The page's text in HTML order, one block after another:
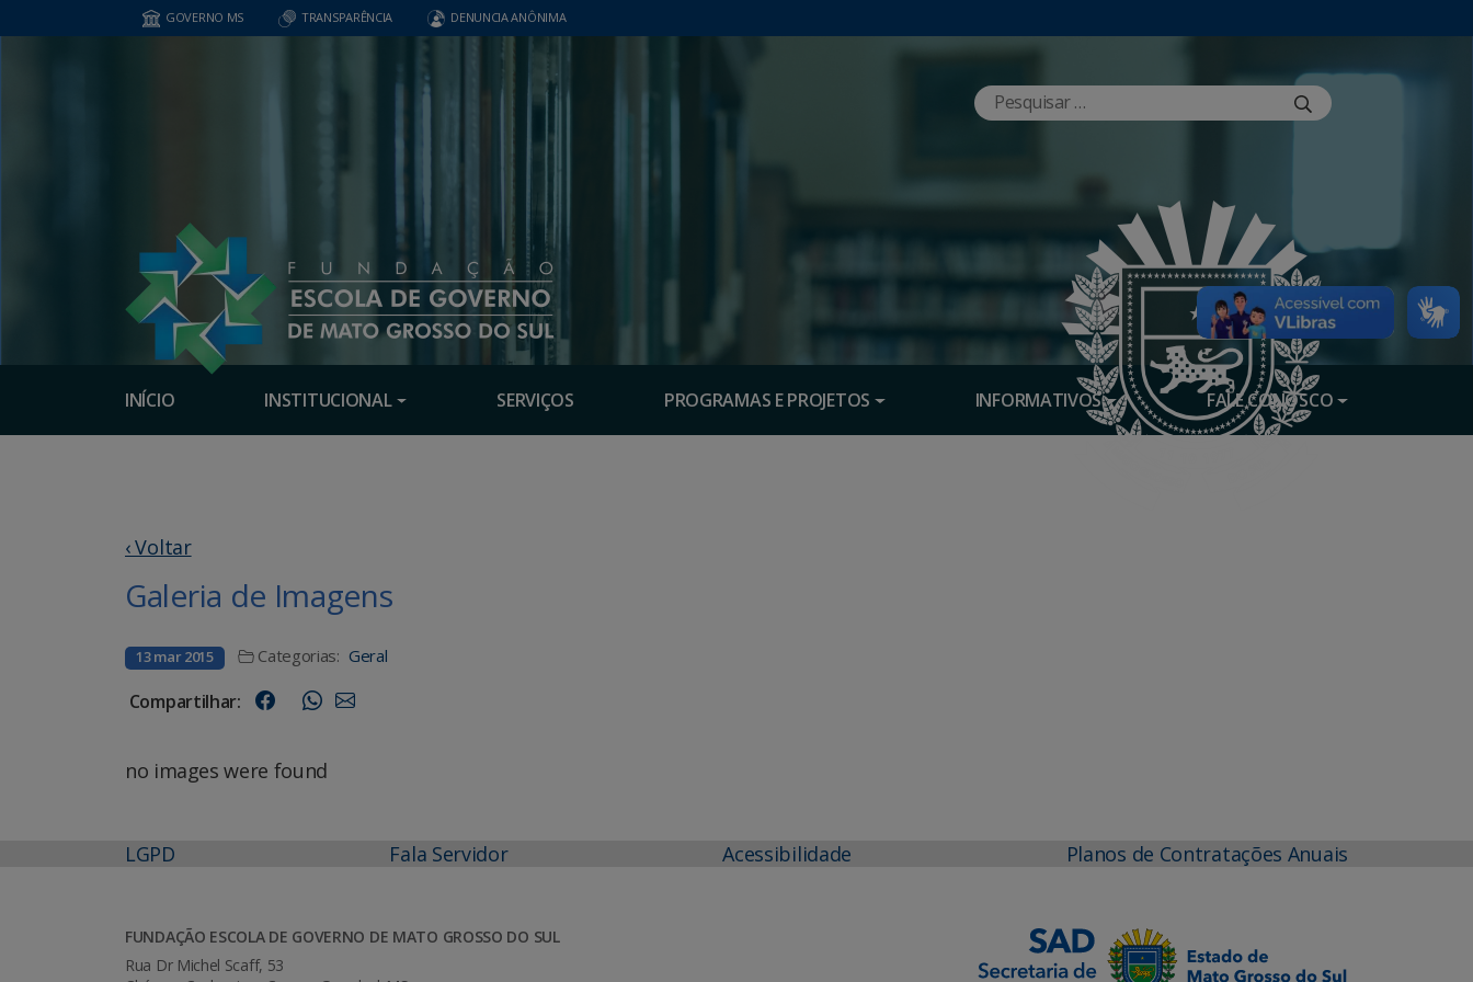
GOVERNO MS TRANSPARÊNCIA DENUNCIA ANÔNIMA
INÍCIO INSTITUCIONAL SERVIÇOS PROGRAMAS E PROJETOS INFORMATIVOS FALE CONOSCO
‹ Voltar
Galeria de Imagens
13 mar 2015 Categorias: Geral
Compartilhar:
no images were found
LGPD Fala Servidor Acessibilidade Planos de Contratações Anuais
FUNDAÇÃO ESCOLA DE GOVERNO DE MATO GROSSO DO SUL
Rua Dr Michel Scaff, 53